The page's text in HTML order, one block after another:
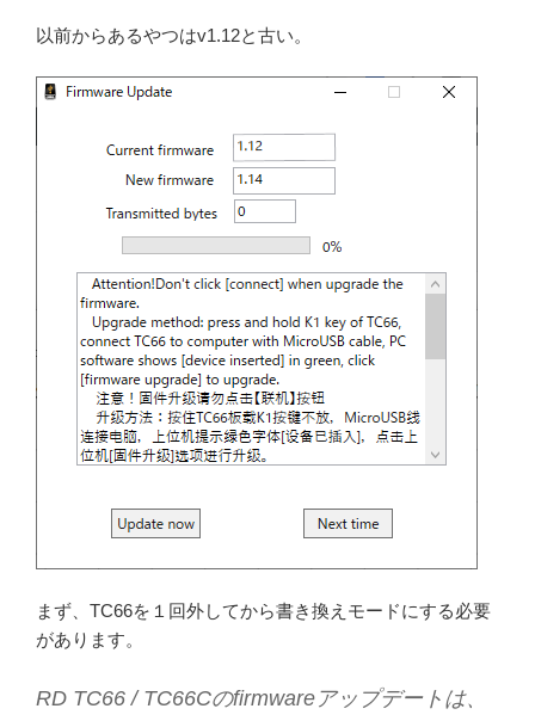
以前からあるやつはv1.12と古い。
まず、TC66を１回外してから書き換えモードにする必要
があります。
RD TC66 / TC66Cのfirmwareアップデートは、